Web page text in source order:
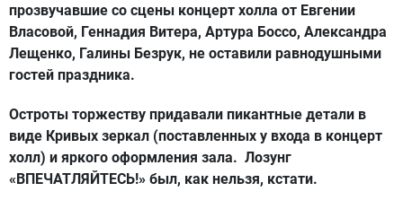
прозвучавшие со сцены концерт холла от Евгении
Власовой, Геннадия Витера, Артура Боссо, Александра
Лещенко, Галины Безрук, не оставили равнодушными
гостей праздника.
Остроты торжеству придавали пикантные детали в
виде Кривых зеркал (поставленных у входа в концерт
холл) и яркого оформления зала. Лозунг
«ВПЕЧАТЛЯЙТЕСЬ!» был, как нельзя, кстати.